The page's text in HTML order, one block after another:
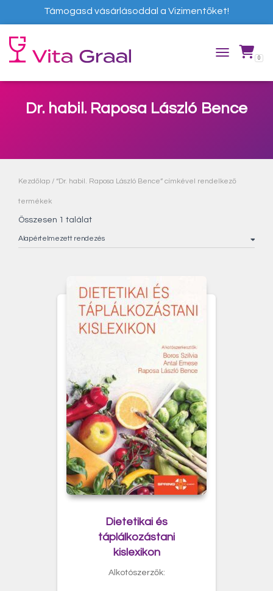
Támogasd vásárlásoddal a Vizimentőket!
TOGGLE 0
Dr. habil. Raposa László Bence
Kezdőlap / “Dr. habil. Raposa László Bence” címkével rendelkező
termékek
Összesen 1 találat
Dietetikai és
táplálkozástani
kislexikon
Alkotószerzők: